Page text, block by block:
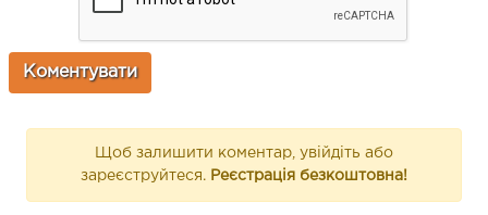
Щоб залишити коментар, увійдіть або
зареєструйтеся. Реєстрація безкоштовна!